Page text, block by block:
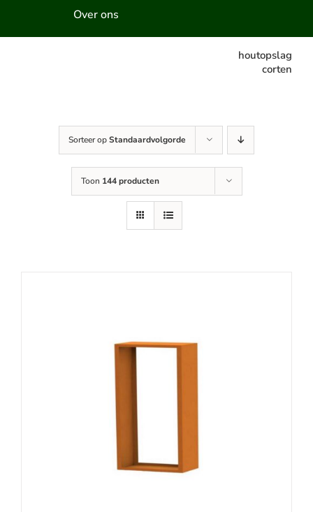
Over ons
houtopslag
corten
Sorteer opStandaardvolgorde
Toon 144 producten